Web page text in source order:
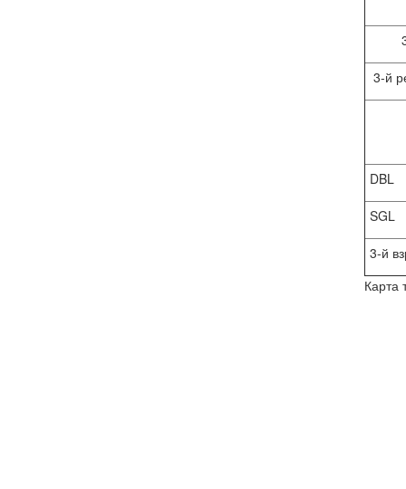
3-й
DBL
SGL
3-й
Карта